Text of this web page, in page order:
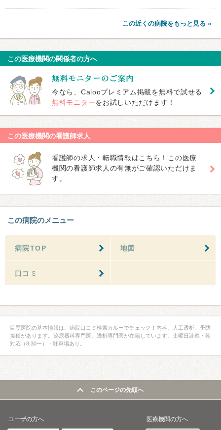
この近くの病院をもっと見る »
この医療機関の関係者の方へ
今なら、Calooプレミアム掲載を無料で試せる
無料モニターをお試しいただけます！
この医療機関の看護師求人
看護師の求人・転職情報はこちら！この医療
機関の看護師求人の有無がご確認いただけま
す。
この病院のメニュー
病院TOP 地図
口コミ
目黒医院の基本情報は、病院口コミ検索カルーでチェック！内科、人工透析、予防
接種があります。泌尿器科専門医、透析専門医が在籍しています。土曜日診察・朝
対応（8:30〜）・駐車場あり。
このページの先頭へ
ユーザの方へ 医療機関の方へ